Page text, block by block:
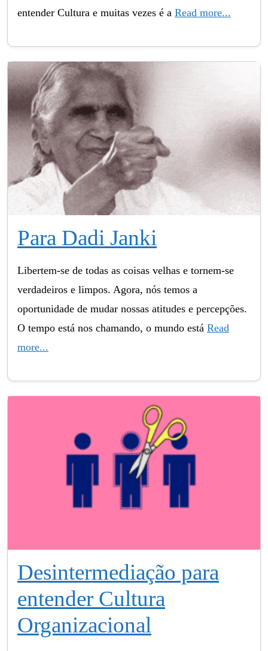
entender Cultura e muitas vezes é a Read more...
Para Dadi Janki
Libertem-se de todas as coisas velhas e tornem-se
verdadeiros e limpos. Agora, nós temos a
oportunidade de mudar nossas atitudes e percepções.
O tempo está nos chamando, o mundo está Read
more...
Desintermediação para
entender Cultura
Organizacional